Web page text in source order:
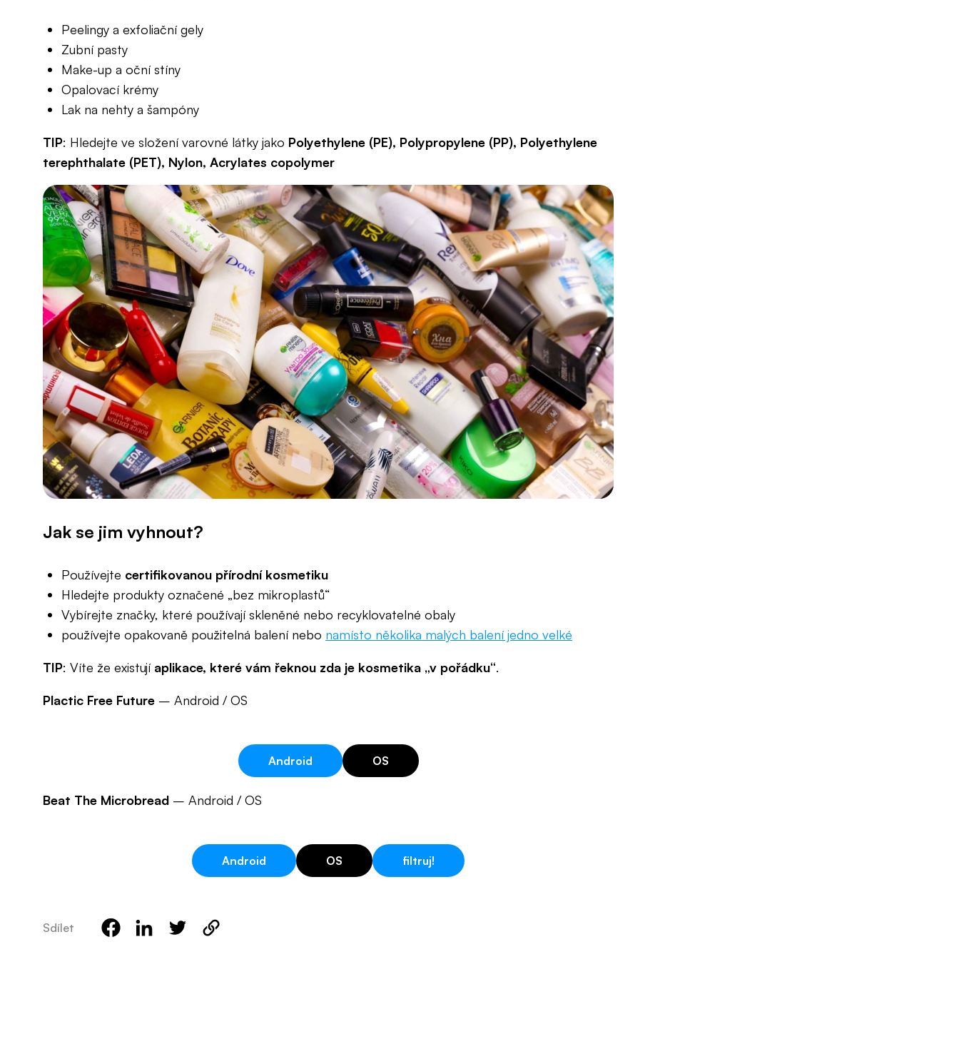
Peelingy a exfoliační gely
Zubní pasty
Make-up a oční stíny
Opalovací krémy
Lak na nehty a šampóny
TIP: Hledejte ve složení varovné látky jako Polyethylene (PE), Polypropylene (PP), Polyethylene
terephthalate (PET), Nylon, Acrylates copolymer
Jak se jim vyhnout?
Používejte certifikovanou přírodní kosmetiku
Hledejte produkty označené „bez mikroplastů“
Vybírejte značky, které používají skleněné nebo recyklovatelné obaly
používejte opakovaně použitelná balení nebo namísto několika malých balení jedno velké
TIP: Víte že existují aplikace, které vám řeknou zda je kosmetika „v pořádku“.
Plactic Free Future – Android / OS
Android OS
Beat The Microbread – Android / OS
Android OS filtruj!
Sdílet